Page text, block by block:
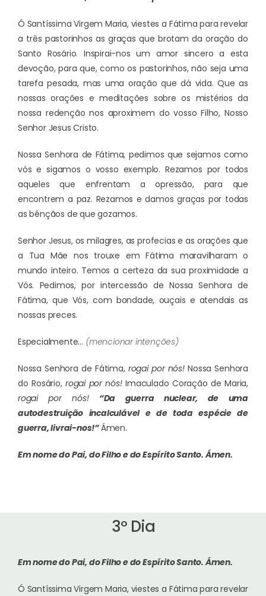
Ó Santíssima Virgem Maria, viestes a Fátima para revelar
a três pastorinhos as graças que brotam da oração do
Santo Rosário. Inspirai-nos um amor sincero a esta
devoção, para que, como os pastorinhos, não seja uma
tarefa pesada, mas uma oração que dá vida. Que as
nossas orações e meditações sobre os mistérios da
nossa redenção nos aproximem do vosso Filho, Nosso
Senhor Jesus Cristo.
Nossa Senhora de Fátima, pedimos que sejamos como
vós e sigamos o vosso exemplo. Rezamos por todos
aqueles que enfrentam a opressão, para que
encontrem a paz. Rezamos e damos graças por todas
as bênçãos de que gozamos.
Senhor Jesus, os milagres, as profecias e as orações que
a Tua Mãe nos trouxe em Fátima maravilharam o
mundo inteiro. Temos a certeza da sua proximidade a
Vós. Pedimos, por intercessão de Nossa Senhora de
Fátima, que Vós, com bondade, ouçais e atendais as
nossas preces.
Especialmente… (mencionar intenções)
Nossa Senhora de Fátima, rogai por nós!Nossa Senhora
do Rosário,rogai por nós!Imaculado Coração de Maria,
rogai por nós! “Da guerra nuclear, de uma
autodestruição incalculável e de toda espécie de
guerra, livrai-nos!”Ámen.
Em nome do Pai, do Filho e do Espírito Santo.Ámen.
3º Dia
Em nome do Pai, do Filho e do Espírito Santo.Ámen.
Ó Santíssima Virgem Maria, viestes a Fátima para revelar